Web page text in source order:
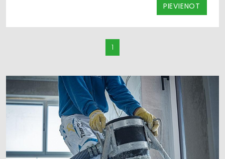
PIEVIENOT
1